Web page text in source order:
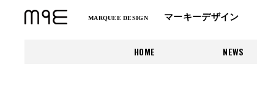
MARQUEE DESIGN マーキーデザイン
HOME NEWS